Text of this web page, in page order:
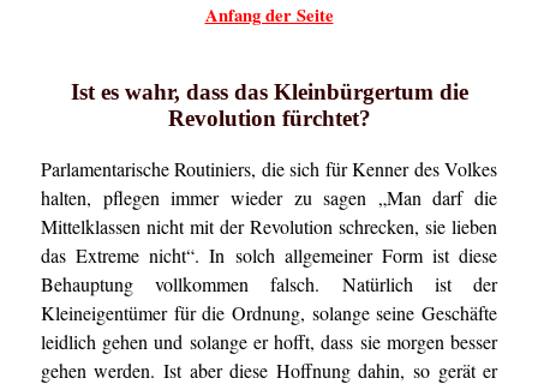
Anfang der Seite
Ist es wahr, dass das Kleinbürgertum die
Revolution fürchtet?
Parlamentarische Routiniers, die sich für Kenner des Volkes
halten, pflegen immer wieder zu sagen „Man darf die
Mittelklassen nicht mit der Revolution schrecken, sie lieben
das Extreme nicht“. In solch allgemeiner Form ist diese
Behauptung vollkommen falsch. Natürlich ist der
Kleineigentümer für die Ordnung, solange seine Geschäfte
leidlich gehen und solange er hofft, dass sie morgen besser
gehen werden. Ist aber diese Hoffnung dahin, so gerät er